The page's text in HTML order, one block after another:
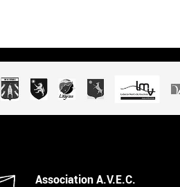
Association A.V.E.C.